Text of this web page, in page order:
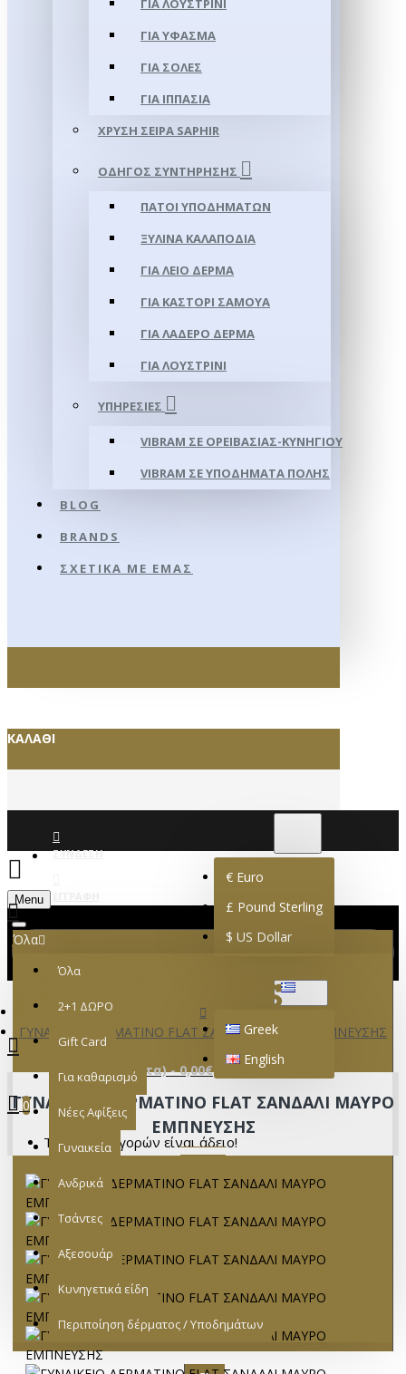
ΓΙΑ ΛΟΥΣΤΡΊΝΙ
ΓΙΑ ΥΦΑΣΜΑ
ΓΙΑ ΣΌΛΕΣ
ΓΙΑ ΙΠΠΑΣΊΑ
ΧΡΥΣΉ ΣΕΙΡΆ SAPHIR
ΟΔΗΓΌΣ ΣΥΝΤΉΡΗΣΗΣ
ΠΆΤΟΙ ΥΠΟΔΗΜΆΤΩΝ
ΞΎΛΙΝΑ ΚΑΛΑΠΌΔΙΑ
ΓΙΑ ΛΕΊΟ ΔΈΡΜΑ
ΓΙΑ ΚΑΣΤΌΡΙ ΣΑΜΟΎΑ
ΓΙΑ ΛΑΔΕΡΌ ΔΈΡΜΑ
ΓΙΑ ΛΟΥΣΤΡΊΝΙ
ΥΠΗΡΕΣΊΕΣ
VIBRAM ΣΕ ΟΡΕΙΒΑΣΊΑΣ-ΚΥΝΗΓΊΟΥ
VIBRAM ΣΕ ΥΠΟΔΉΜΑΤΑ ΠΌΛΗΣ
BLOG
BRANDS
ΣΧΕΤΙΚΆ ΜΕ ΕΜΆΣ
ΚΑΛΆΘΙ
ΣΎΝΔΕΣΗ
€ Euro
£ Pound Sterling
$ US Dollar
Greek
English
Menu
0 προϊόν(τα) - 0,00€
0
Το καλάθι αγορών είναι άδειο!
Όλα
Όλα
2+1 ΔΩΡΟ
Gift Card
Για καθαρισμό
Νέες Αφίξεις
Γυναικεία
Ανδρικά
Τσάντες
Αξεσουάρ
Κυνηγετικά είδη
Περιποίηση δέρματος / Υποδημάτων
ΓΥΝΑΙΚΕΙΟ ΔΕΡΜΑΤΙΝΟ FLAT ΣΑΝΔΑΛΙ ΜΑΥΡΟ ΕΜΠΝΕΥΣΗΣ
ΓΥΝΑΙΚΕΙΟ ΔΕΡΜΑΤΙΝΟ FLAT ΣΑΝΔΑΛΙ ΜΑΥΡΟ
ΕΜΠΝΕΥΣΗΣ